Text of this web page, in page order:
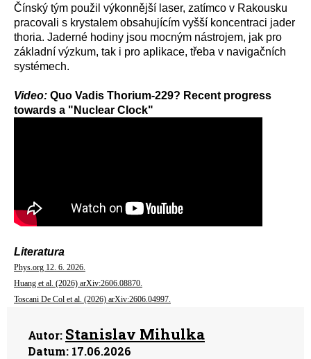
Čínský tým použil výkonnější laser, zatímco v Rakousku
pracovali s krystalem obsahujícím vyšší koncentraci jader
thoria. Jaderné hodiny jsou mocným nástrojem, jak pro
základní výzkum, tak i pro aplikace, třeba v navigačních
systémech.
Video: Quo Vadis Thorium-229? Recent progress
towards a "Nuclear Clock"
Literatura
Phys.org 12. 6. 2026.
Huang et al. (2026) arXiv:2606.08870.
Toscani De Col et al. (2026) arXiv:2606.04997.
Autor: Stanislav Mihulka
Datum: 17.06.2026